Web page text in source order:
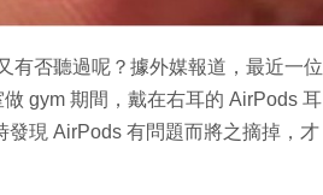
有否聽過呢？據外媒報道，最近一位
gym 期間，戴在右耳的 AirPods 耳
現 AirPods 有問題而將之摘掉，才